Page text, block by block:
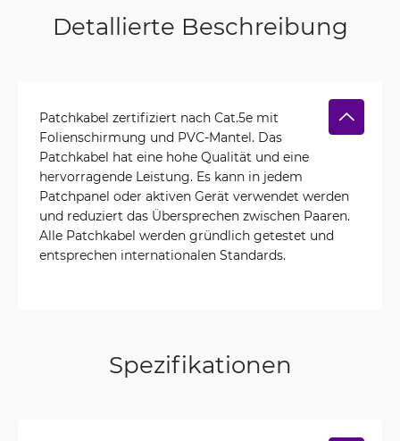
Detallierte Beschreibung
Patchkabel zertifiziert nach Cat.5e mit
Folienschirmung und PVC-Mantel. Das
Patchkabel hat eine hohe Qualität und eine
hervorragende Leistung. Es kann in jedem
Patchpanel oder aktiven Gerät verwendet werden
und reduziert das Übersprechen zwischen Paaren.
Alle Patchkabel werden gründlich getestet und
entsprechen internationalen Standards.
Spezifikationen